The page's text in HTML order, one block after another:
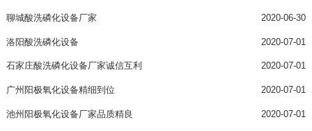
聊城酸洗磷化设备厂家 2020-06-30
洛阳酸洗磷化设备 2020-07-01
石家庄酸洗磷化设备厂家诚信互利 2020-07-01
广州阳极氧化设备精细到位 2020-07-01
池州阳极氧化设备厂家品质精良 2020-07-01